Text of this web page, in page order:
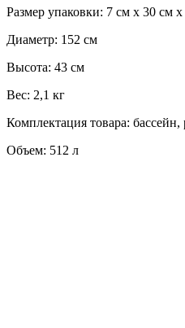
Размер упаковки: 7 см х 30 см
Диаметр: 152 см
Высота: 43 см
Вес: 2,1 кг
Комплектация товара:
Объем: 512 л